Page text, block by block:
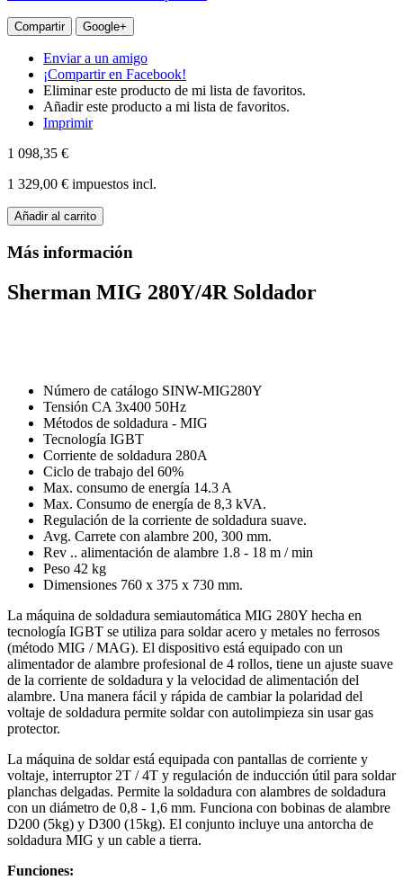
Compartir Google+
Enviar a un amigo
¡Compartir en Facebook!
Eliminar este producto de mi lista de favoritos.
Añadir este producto a mi lista de favoritos.
Imprimir
1 098,35 €
1 329,00 € impuestos incl.
Añadir al carrito
Más información
Sherman MIG 280Y/4R Soldador
Número de catálogo SINW-MIG280Y
Tensión CA 3x400 50Hz
Métodos de soldadura - MIG
Tecnología IGBT
Corriente de soldadura 280A
Ciclo de trabajo del 60%
Max. consumo de energía 14.3 A
Max. Consumo de energía de 8,3 kVA.
Regulación de la corriente de soldadura suave.
Avg. Carrete con alambre 200, 300 mm.
Rev .. alimentación de alambre 1.8 - 18 m / min
Peso 42 kg
Dimensiones 760 x 375 x 730 mm.
La máquina de soldadura semiautomática MIG 280Y hecha en
tecnología IGBT se utiliza para soldar acero y metales no ferrosos
(método MIG / MAG). El dispositivo está equipado con un
alimentador de alambre profesional de 4 rollos, tiene un ajuste suave
de la corriente de soldadura y la velocidad de alimentación del
alambre. Una manera fácil y rápida de cambiar la polaridad del
voltaje de soldadura permite soldar con autolimpieza sin usar gas
protector.
La máquina de soldar está equipada con pantallas de corriente y
voltaje, interruptor 2T / 4T y regulación de inducción útil para soldar
planchas delgadas. Permite la soldadura con alambres de soldadura
con un diámetro de 0,8 - 1,6 mm. Funciona con bobinas de alambre
D200 (5kg) y D300 (15kg). El conjunto incluye una antorcha de
soldadura MIG y un cable a tierra.
Funciones: